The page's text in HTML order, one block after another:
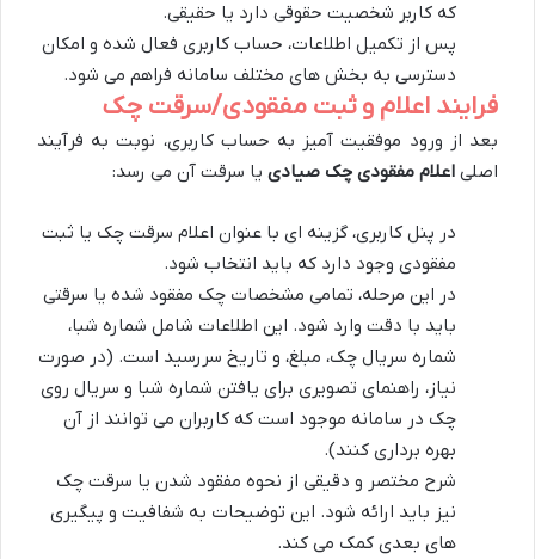
که کاربر شخصیت حقوقی دارد یا حقیقی.
پس از تکمیل اطلاعات، حساب کاربری فعال شده و امکان
دسترسی به بخش های مختلف سامانه فراهم می شود.
فرایند اعلام و ثبت مفقودی/سرقت چک
بعد از ورود موفقیت آمیز به حساب کاربری، نوبت به فرآیند
اصلی اعلام مفقودی چک صیادی یا سرقت آن می رسد:
در پنل کاربری، گزینه ای با عنوان اعلام سرقت چک یا ثبت
مفقودی وجود دارد که باید انتخاب شود.
در این مرحله، تمامی مشخصات چک مفقود شده یا سرقتی
باید با دقت وارد شود. این اطلاعات شامل شماره شبا،
شماره سریال چک، مبلغ، و تاریخ سررسید است. (در صورت
نیاز، راهنمای تصویری برای یافتن شماره شبا و سریال روی
چک در سامانه موجود است که کاربران می توانند از آن
بهره برداری کنند).
شرح مختصر و دقیقی از نحوه مفقود شدن یا سرقت چک
نیز باید ارائه شود. این توضیحات به شفافیت و پیگیری
های بعدی کمک می کند.